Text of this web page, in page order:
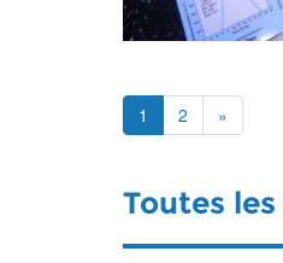
1 2 »
Toutes